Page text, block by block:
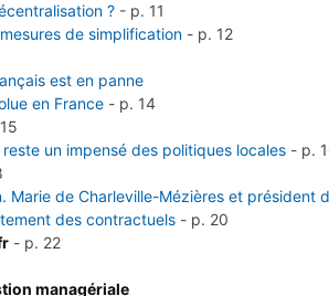
? - p. 11
de simplification - p. 12
est en panne
en France - p. 14
un impensé des politiques locales - p.
Marie de Charleville-Mézières et président
des contractuels - p. 20
- p. 22
managériale